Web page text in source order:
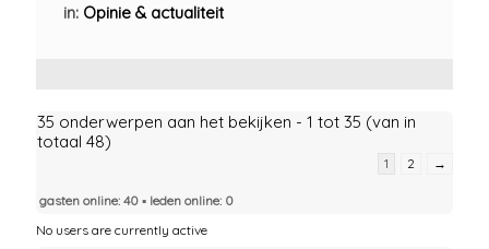
in: Opinie & actualiteit
35 onderwerpen aan het bekijken - 1 tot 35 (van in
totaal 48)
1 2 →
gasten online: 40 ▪︎ leden online: 0
No users are currently active